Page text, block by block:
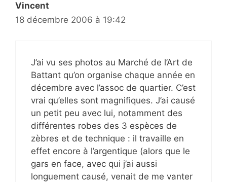
Vincent
18 décembre 2006 à 19:42
J’ai vu ses photos au Marché de l’Art de
Battant qu’on organise chaque année en
décembre avec l’assoc de quartier. C’est
vrai qu’elles sont magnifiques. J’ai causé
un petit peu avec lui, notamment des
différentes robes des 3 espèces de
zèbres et de technique : il travaille en
effet encore à l’argentique (alors que le
gars en face, avec qui j’ai aussi
longuement causé, venait de me vanter